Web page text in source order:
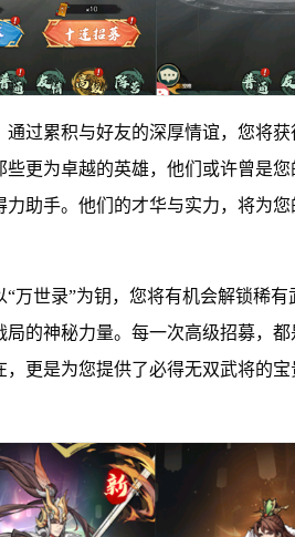
过累积与好友的深厚情谊，您将
更为卓越的英雄，他们或许曾是
助手。他们的才华与实力，将为
万世录”为钥，您将有机会解锁稀有
的神秘力量。每一次高级招募，
更是为您提供了必得无双武将的